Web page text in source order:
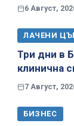
6 Август,
ЛАЧЕНИ
Три дни в
клинична
7 Август,
БИЗНЕС